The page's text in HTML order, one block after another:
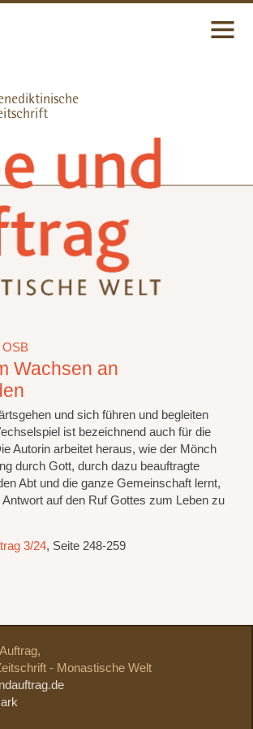
OSB
Wachsen an
und sich führen und begleiten
ist bezeichnend auch für die
Autorin arbeitet heraus, wie der Mönch
durch Gott, durch dazu beauftragte
Abt und die ganze Gemeinschaft lernt,
auf den Ruf Gottes zum Leben zu
3/24, Seite 248-259
- Monastische Welt